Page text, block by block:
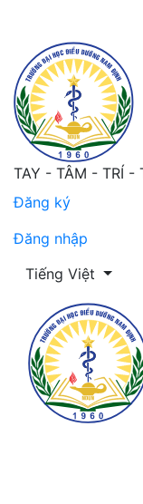
TAY - TÂM - TRÍ -
Đăng ký
Đăng nhập
Thay đổi ngôn
Tiếng Việt